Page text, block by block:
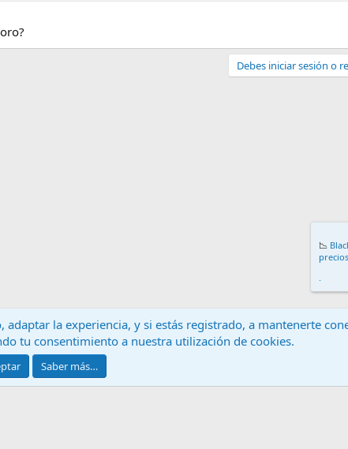
Debes iniciar sesión o
Contáctanos Términos y reglas
XenForo® © 2010-2024 XenForo Ltd.
📉
.
la experiencia, y si estás registrado, a mantenerte
tu consentimiento a nuestra utilización de cookies.
Saber más…